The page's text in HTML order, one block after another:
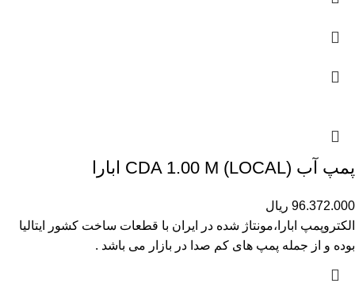
پمپ آب (CDA 1.00 M (LOCAL ابارا
96.372.000 ریال
الکتروپمپ ابارا،مونتاژ شده در ایران با قطعات ساخت کشور ایتالیا
بوده و از جمله پمپ های کم صدا در بازار می باشد .